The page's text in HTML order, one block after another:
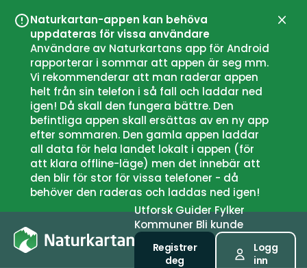
Naturkartan-appen kan behöva
uppdateras för vissa användare
Användare av Naturkartans app för Android
rapporterar i sommar att appen är seg mm.
Vi rekommenderar att man raderar appen
helt från sin telefon i så fall och laddar ned
igen! Då skall den fungera bättre. Den
befintliga appen skall ersättas av en ny app
efter sommaren. Den gamla appen laddar
all data för hela landet lokalt i appen (för
att klara offline-läge) men det innebär att
den blir för stor för vissa telefoner - då
behöver den raderas och laddas ned igen!
Lukk
UtforskGuiderFylker
Kommuner Bli kunde
Registrer
deg
Logg
inn